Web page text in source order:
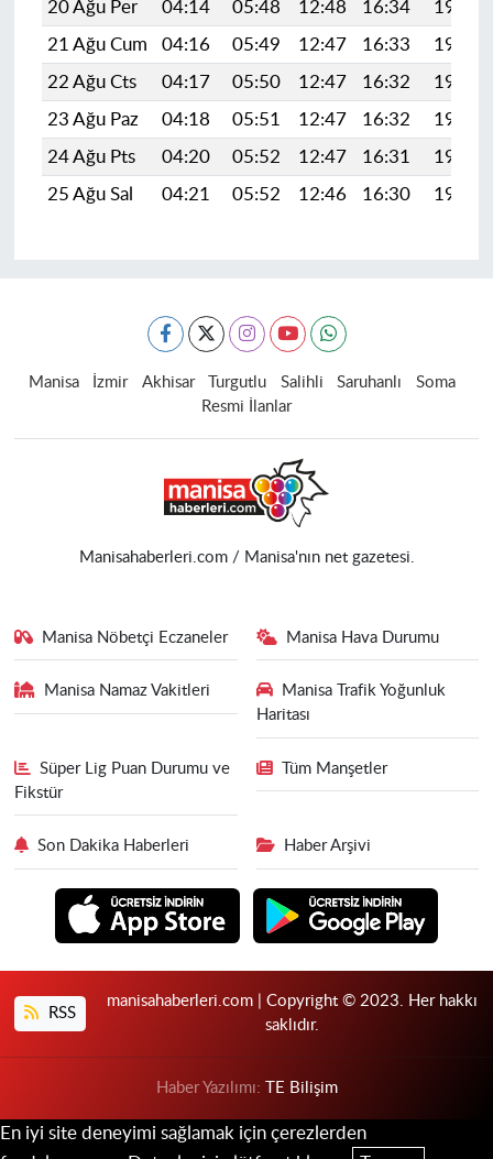
20 Ağu Per
04:14 05:48 12:48 16:34
19:37
21 Ağu Cum
04:16 05:49 12:47 16:33
19:36
22 Ağu Cts
04:17 05:50 12:47 16:32
19:35
23 Ağu Paz
04:18 05:51 12:47 16:32
19:33
24 Ağu Pts
04:20 05:52 12:47 16:31
19:32
25 Ağu Sal
04:21 05:52 12:46 16:30 19:30
Manisa İzmir Akhisar Turgutlu Salihli Saruhanlı
Soma
Resmi İlanlar
Manisahaberleri.com / Manisa'nın net gazetesi.
Manisa Nöbetçi Eczaneler Manisa Hava Durumu
Manisa Namaz Vakitleri
Manisa Trafik Yoğunluk
Haritası
Süper Lig Puan Durumu ve
Fikstür
Tüm Manşetler
Son Dakika Haberleri Haber Arşivi
RSS
manisahaberleri.com | Copyright © 2023. Her hakkı
saklıdır.
Haber Yazılımı: TE Bilişim
En iyi site deneyimi sağlamak için çerezlerden